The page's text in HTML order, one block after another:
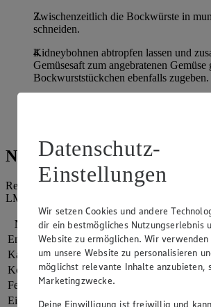
Zwischenzeitlich die Bockwürste in
schneiden.
Kidneybohnen abtropfen lassen und
Gemüsesaft zum angebratenen Gemüse
Bockwurststückchen ebenfalls zugeben.
Das Ganze auf mittlerer Flamme 10
Nährwerte
Referenzmenge für einen durchschnittlichen
LMIV (8.400 kJ/2.000 kcal).
Nährwerte
pro Portion
Energie
983 kj (12 %)
Kalorien
235 kcal (12 %)
Kohlenhydrate 11 g
Fett
15 g
Eiweiß
13 g
Datenschutz-
Einstellungen
Wir setzen Cookies und andere
dir ein bestmögliches Nutzungserlebnis
Website zu ermöglichen. Wir
um unsere Website zu personalisieren
möglichst relevante Inhalte anzubieten,
Marketingzwecke.
Deine Einwilligung ist freiwillig und